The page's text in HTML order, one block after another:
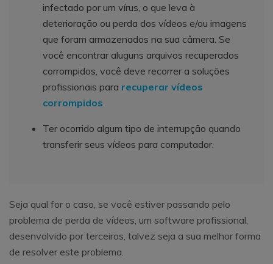
infectado por um vírus, o que leva à
deterioração ou perda dos vídeos e/ou imagens
que foram armazenados na sua câmera. Se
você encontrar aluguns arquivos recuperados
corrompidos, você deve recorrer a soluções
profissionais para recuperar vídeos
corrompidos
Ter ocorrido algum tipo de interrupção quando
transferir seus vídeos para computador.
Seja qual for o caso, se você estiver passando pelo
problema de perda de vídeos, um software profissional,
desenvolvido por terceiros, talvez seja a sua melhor forma
de resolver este problema.